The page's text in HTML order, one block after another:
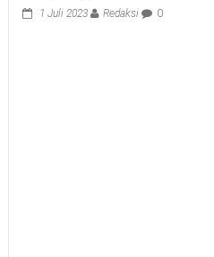
1 Juli 2023 Redaksi 0